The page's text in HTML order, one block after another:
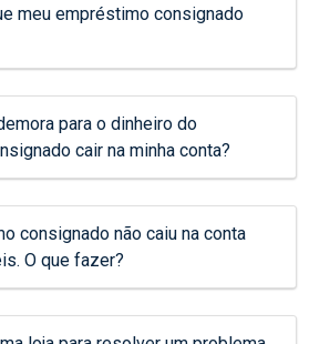
meu empréstimo consignado
para o dinheiro do
cair na minha conta?
consignado não caiu na conta
O que fazer?